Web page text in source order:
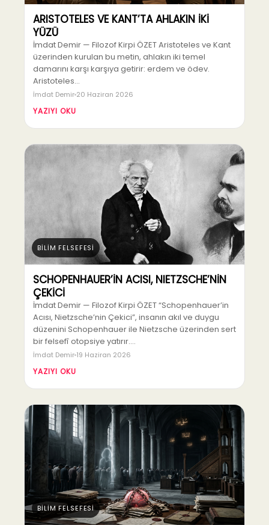
ARISTOTELES VE KANT’TA AHLAKIN İKİ
YÜZÜ
İmdat Demir — Filozof Kirpi ÖZET Aristoteles ve Kant
üzerinden kurulan bu metin, ahlakın iki temel
damarını karşı karşıya getirir: erdem ve ödev.
Aristoteles…
İmdat Demir 20 Haziran 2026
YAZIYI OKU
BİLİM FELSEFESİ
SCHOPENHAUER’İN ACISI, NIETZSCHE’NİN
ÇEKİCİ
İmdat Demir — Filozof Kirpi ÖZET “Schopenhauer’in
Acısı, Nietzsche’nin Çekici”, insanın akıl ve duygu
düzenini Schopenhauer ile Nietzsche üzerinden sert
bir felsefî otopsiye yatırır.…
İmdat Demir 19 Haziran 2026
YAZIYI OKU
BİLİM FELSEFESİ